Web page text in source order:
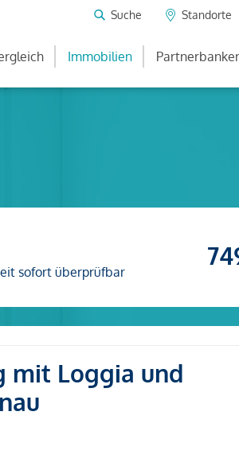
Suche Standorte
Immobilien
sofort überprüfbar
mit Loggia und